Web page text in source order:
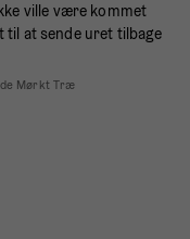
ville være kommet
til at sende uret tilbage
Mørkt Træ